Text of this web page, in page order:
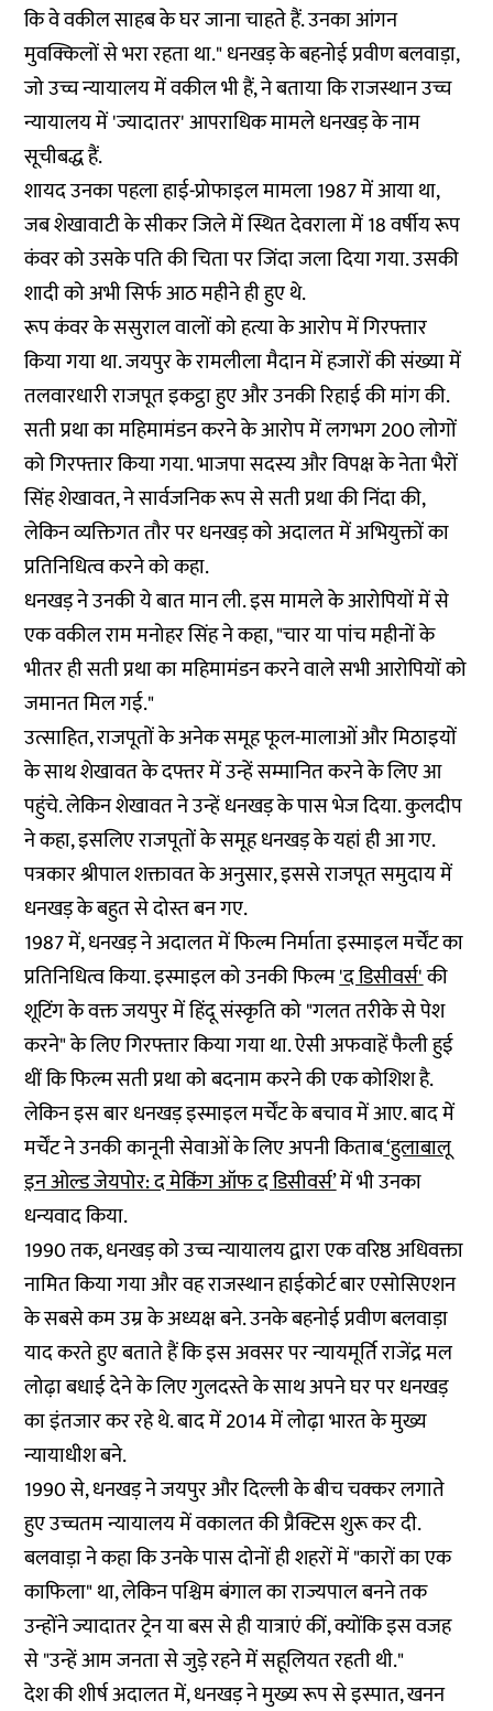
कि वे वकील साहब के घर जाना चाहते हैं. उनका आंगन
मुवक्किलों से भरा रहता था." धनखड़ के बहनोई प्रवीण बलवाड़ा,
जो उच्च न्यायालय में वकील भी हैं, ने बताया कि राजस्थान उच्च
न्यायालय में 'ज्यादातर' आपराधिक मामले धनखड़ के नाम
सूचीबद्ध हैं.
शायद उनका पहला हाई-प्रोफाइल मामला 1987 में आया था,
जब शेखावाटी के सीकर जिले में स्थित देवराला में 18 वर्षीय रूप
कंवर को उसके पति की चिता पर जिंदा जला दिया गया. उसकी
शादी को अभी सिर्फ आठ महीने ही हुए थे.
रूप कंवर के ससुराल वालों को हत्या के आरोप में गिरफ्तार
किया गया था. जयपुर के रामलीला मैदान में हजारों की संख्या में
तलवारधारी राजपूत इकट्ठा हुए और उनकी रिहाई की मांग की.
सती प्रथा का महिमामंडन करने के आरोप में लगभग 200 लोगों
को गिरफ्तार किया गया. भाजपा सदस्य और विपक्ष के नेता भैरों
सिंह शेखावत, ने सार्वजनिक रूप से सती प्रथा की निंदा की,
लेकिन व्यक्तिगत तौर पर धनखड़ को अदालत में अभियुक्तों का
प्रतिनिधित्व करने को कहा.
धनखड़ ने उनकी ये बात मान ली. इस मामले के आरोपियों में से
एक वकील राम मनोहर सिंह ने कहा, "चार या पांच महीनों के
भीतर ही सती प्रथा का महिमामंडन करने वाले सभी आरोपियों को
जमानत मिल गई."
उत्साहित, राजपूतों के अनेक समूह फूल-मालाओं और मिठाइयों
के साथ शेखावत के दफ्तर में उन्हें सम्मानित करने के लिए आ
पहुंचे. लेकिन शेखावत ने उन्हें धनखड़ के पास भेज दिया. कुलदीप
ने कहा, इसलिए राजपूतों के समूह धनखड़ के यहां ही आ गए.
पत्रकार श्रीपाल शक्तावत के अनुसार, इससे राजपूत समुदाय में
धनखड़ के बहुत से दोस्त बन गए.
1987 में, धनखड़ ने अदालत में फिल्म निर्माता इस्माइल मर्चेंट का
प्रतिनिधित्व किया. इस्माइल को उनकी फिल्म'द डिसीवर्स'की
शूटिंग के वक्त जयपुर में हिंदू संस्कृति को "गलत तरीके से पेश
करने" के लिए गिरफ्तार किया गया था. ऐसी अफवाहें फैली हुई
थीं कि फिल्म सती प्रथा को बदनाम करने की एक कोशिश है.
लेकिन इस बार धनखड़ इस्माइल मर्चेंट के बचाव में आए. बाद में
मर्चेंट ने उनकी कानूनी सेवाओं के लिए अपनी किताब‘हुलाबालू
इन ओल्ड जेयपोर: द मेकिंग ऑफ द डिसीवर्स’में भी उनका
धन्यवाद किया.
1990 तक, धनखड़ को उच्च न्यायालय द्वारा एक वरिष्ठ अधिवक्ता
नामित किया गया और वह राजस्थान हाईकोर्ट बार एसोसिएशन
के सबसे कम उम्र के अध्यक्ष बने. उनके बहनोई प्रवीण बलवाड़ा
याद करते हुए बताते हैं कि इस अवसर पर न्यायमूर्ति राजेंद्र मल
लोढ़ा बधाई देने के लिए गुलदस्ते के साथ अपने घर पर धनखड़
का इंतजार कर रहे थे. बाद में 2014 में लोढ़ा भारत के मुख्य
न्यायाधीश बने.
1990 से, धनखड़ ने जयपुर और दिल्ली के बीच चक्कर लगाते
हुए उच्चतम न्यायालय में वकालत की प्रैक्टिस शुरू कर दी.
बलवाड़ा ने कहा कि उनके पास दोनों ही शहरों में "कारों का एक
काफिला" था, लेकिन पश्चिम बंगाल का राज्यपाल बनने तक
उन्होंने ज्यादातर ट्रेन या बस से ही यात्राएं कीं, क्योंकि इस वजह
से "उन्हें आम जनता से जुड़े रहने में सहूलियत रहती थी."
देश की शीर्ष अदालत में, धनखड़ ने मुख्य रूप से इस्पात, खनन